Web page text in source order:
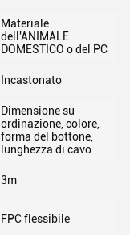
Materiale
dell'ANIMALE
DOMESTICO o del PC
Incastonato
Dimensione su
ordinazione, colore,
forma del bottone,
lunghezza di cavo
3m
FPC flessibile